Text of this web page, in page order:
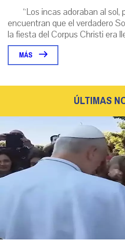
“Los incas adoraban al sol,
encuentran que el verdadero
la fiesta del Corpus Christi era
MÁS
ÚLTIMAS